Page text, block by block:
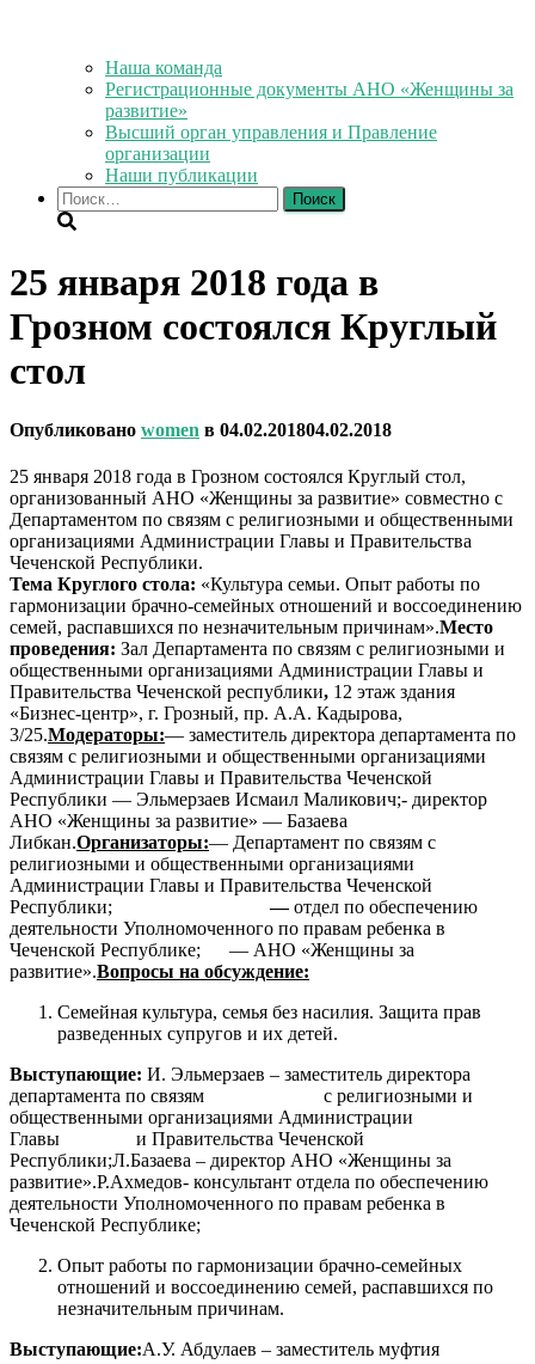
Наша команда
Регистрационные документы АНО «Женщины за
развитие»
Высший орган управления и Правление
организации
Наши публикации
Найти:
25 января 2018 года в
Грозном состоялся Круглый
стол
Опубликовано women в 04.02.201804.02.2018
25 января 2018 года в Грозном состоялся Круглый стол,
организованный АНО «Женщины за развитие» совместно с
Департаментом по связям с религиозными и общественными
организациями Администрации Главы и Правительства
Чеченской Республики.
Тема Круглого стола: «Культура семьи. Опыт работы по
гармонизации брачно-семейных отношений и воссоединению
семей, распавшихся по незначительным причинам».Место
проведения: Зал Департамента по связям с религиозными и
общественными организациями Администрации Главы и
Правительства Чеченской республики, 12 этаж здания
«Бизнес-центр», г. Грозный, пр. А.А. Кадырова,
3/25.Модераторы:— заместитель директора департамента по
связям с религиозными и общественными организациями
Администрации Главы и Правительства Чеченской
Республики — Эльмерзаев Исмаил Маликович;- директор
АНО «Женщины за развитие» — Базаева
Либкан.Организаторы:— Департамент по связям с
религиозными и общественными организациями
Администрации Главы и Правительства Чеченской
Республики; —отдел по обеспечению
деятельности Уполномоченного по правам ребенка в
Чеченской Республике; — АНО «Женщины за
развитие».Вопросы на обсуждение:
Семейная культура, семья без насилия. Защита прав
разведенных супругов и их детей.
Выступающие: И. Эльмерзаев – заместитель директора
департамента по связям с религиозными и
общественными организациями Администрации
Главы и Правительства Чеченской
Республики;Л.Базаева – директор АНО «Женщины за
развитие».Р.Ахмедов- консультант отдела по обеспечению
деятельности Уполномоченного по правам ребенка в
Чеченской Республике;
Опыт работы по гармонизации брачно-семейных
отношений и воссоединению семей, распавшихся по
незначительным причинам.
Выступающие:А.У. Абдулаев – заместитель муфтия